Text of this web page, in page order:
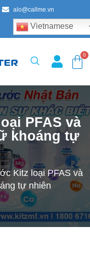
alo@callme.vn
Vietnamese
PFAS và
khoáng tự
Kitz loại PFAS và
tự nhiên